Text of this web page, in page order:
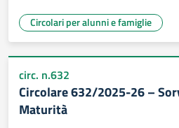
Circolari per alunni e famiglie
circ. n.632
Circolare 632/2025-26 –
Maturità